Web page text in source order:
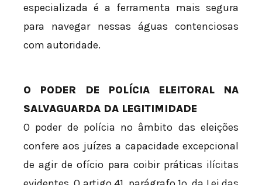
especializada é a ferramenta mais segura
para navegar nessas águas contenciosas
com autoridade.
O PODER DE POLÍCIA ELEITORAL NA
SALVAGUARDA DA LEGITIMIDADE
O poder de polícia no âmbito das eleições
confere aos juízes a capacidade excepcional
de agir de ofício para coibir práticas ilícitas